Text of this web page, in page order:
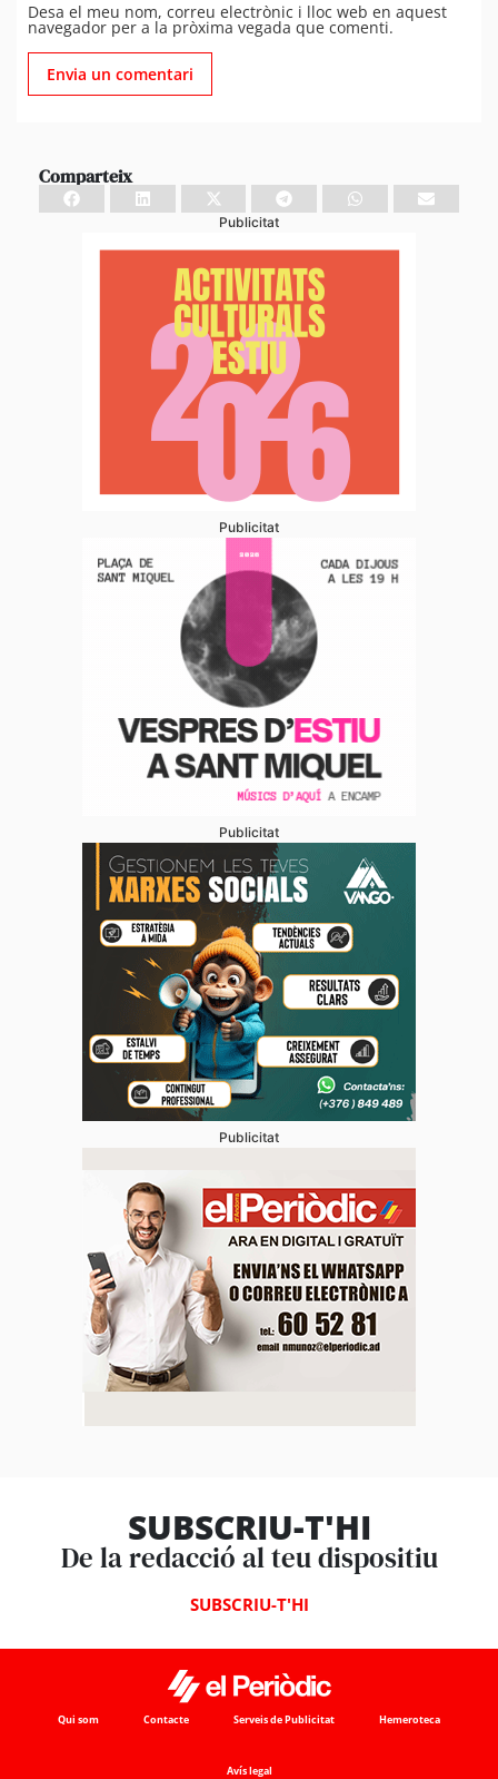
Desa el meu nom, correu electrònic i lloc web en aquest
navegador per a la pròxima vegada que comenti.
Comparteix
Publicitat
Publicitat
Publicitat
Publicitat
SUBSCRIU-T'HI
De la redacció al teu dispositiu
SUBSCRIU-T'HI
Qui som Contacte Serveis de Publicitat Hemeroteca
Avís legal